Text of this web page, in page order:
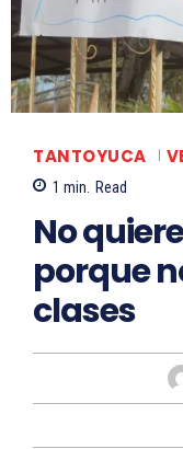
TANTOYUCA
1 min. Read
No
porque
clases